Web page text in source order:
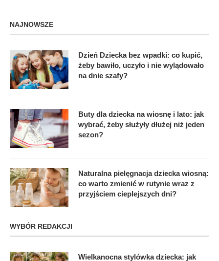
NAJNOWSZE
Dzień Dziecka bez wpadki: co kupić,
żeby bawiło, uczyło i nie wylądowało
na dnie szafy?
Buty dla dziecka na wiosnę i lato: jak
wybrać, żeby służyły dłużej niż jeden
sezon?
Naturalna pielęgnacja dziecka wiosną:
co warto zmienić w rutynie wraz z
przyjściem cieplejszych dni?
WYBÓR REDAKCJI
Wielkanocna stylówka dziecka: jak